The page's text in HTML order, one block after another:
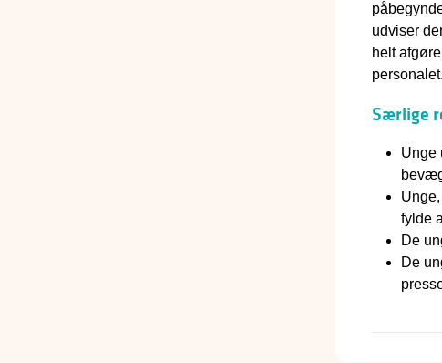
udviser
helt
personalet.
Særlige
Unge
fylde
De
De